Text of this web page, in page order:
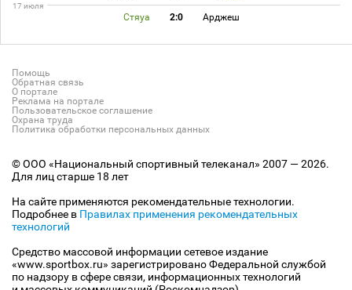
17 июля
Стяуа 2:0 Арджеш
Помощь
Обратная связь
О портале
Реклама на портале
Пользовательское соглашение
Охрана труда
Политика обработки персональных данных
© ООО «Национальный спортивный телеканал» 2007 — 2026.
Для лиц старше 18 лет
На сайте применяются рекомендательные технологии.
Подробнее в Правилах применения рекомендательных
технологий
Средство массовой информации сетевое издание
«www.sportbox.ru» зарегистрировано Федеральной службой
по надзору в сфере связи, информационных технологий